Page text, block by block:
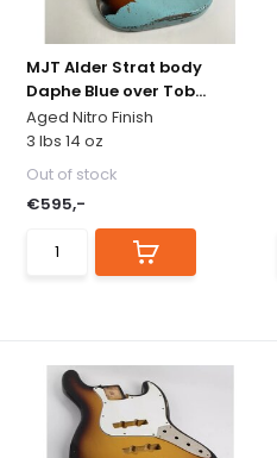
MJT Alder Strat body
Daphe Blue over Tob...
Aged Nitro Finish
3 lbs 14 oz
Out of stock
€595,-